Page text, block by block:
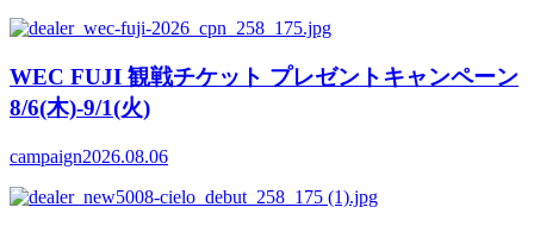
WEC FUJI 観戦チケット プレゼントキャンペーン
8/6(木)-9/1(火)
campaign2026.08.06